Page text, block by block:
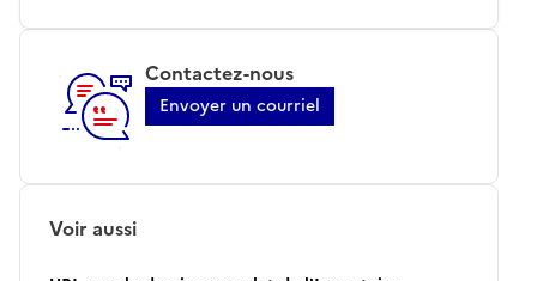
Contactez-nous
Envoyer un courriel
Voir aussi